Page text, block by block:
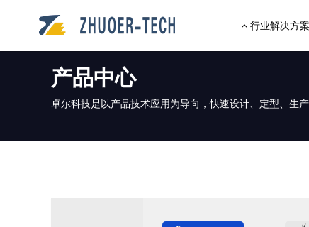
行业解决方案
产品中心
卓尔科技是以产品技术应用为导向，快速设计、定型、生